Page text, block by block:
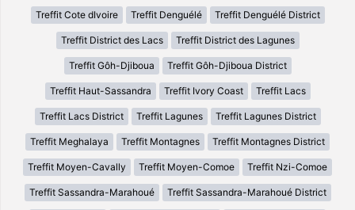
Treffit Cote dIvoire Treffit Denguélé Treffit Denguélé District
Treffit District des Lacs Treffit District des Lagunes
Treffit Gôh-Djiboua Treffit Gôh-Djiboua District
Treffit Haut-Sassandra Treffit Ivory Coast Treffit Lacs
Treffit Lacs District Treffit Lagunes Treffit Lagunes District
Treffit Meghalaya Treffit Montagnes Treffit Montagnes District
Treffit Moyen-Cavally Treffit Moyen-Comoe Treffit Nzi-Comoe
Treffit Sassandra-Marahoué Treffit Sassandra-Marahoué District